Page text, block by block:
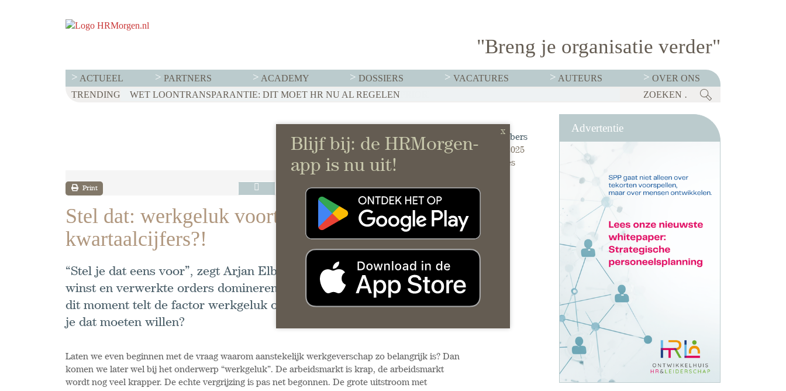
"Breng je organisatie verder"
ACTUEEL PARTNERS ACADEMY DOSSIERS VACATURES AUTEURS
OVER ONS
TRENDING
WET LOONTRANSPARANTIE: DIT MOET HR NU AL REGELEN
HET EERSTE HALFJAAR VAN 2026: FEITEN, AI EN ANDERE PRIORITEITEN, EN VOORUITZICHTEN
Arjan Elbers
18 juni 2025
0 reacties
Print
Stel dat: werkgeluk voortaan meetelt in je
kwartaalcijfers?!
“Stel je dat eens voor”, zegt Arjan Elbers: “Niet alleen omzet, kosten,
winst en verwerkte orders domineren de kwartaalcijfers. Maar vanaf
dit moment telt de factor werkgeluk ook echt mee.” Maar waarom zou
je dat moeten willen?
Laten we even beginnen met de vraag waarom aanstekelijk werkgeverschap zo belangrijk is? Dan
komen we later wel bij het onderwerp “werkgeluk”. De arbeidsmarkt is krap, de arbeidsmarkt
wordt nog veel krapper. De echte vergrijzing is pas net begonnen. De grote uitstroom met
Advertentie